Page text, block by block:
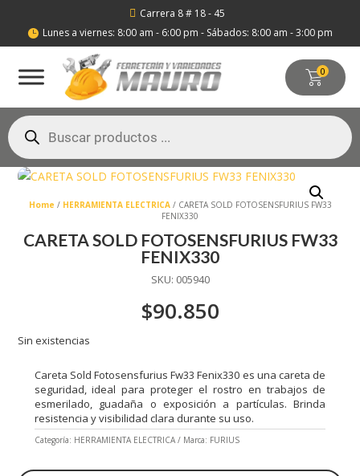
 Carrera 8 # 18 - 45
 Lunes a viernes: 8:00 am - 6:00 pm - Sábados: 8:00 am - 3:00 pm
0
Búsqueda
de
productos
Home / HERRAMIENTA ELECTRICA/ CARETA SOLD FOTOSENSFURIUS FW33
FENIX330
CARETA SOLD FOTOSENSFURIUS FW33
FENIX330
SKU: 005940
$90.850
Sin existencias
Careta Sold Fotosensfurius Fw33 Fenix330 es una careta de
seguridad, ideal para proteger el rostro en trabajos de
esmerilado, guadaña o exposición a partículas. Brinda
resistencia y visibilidad clara durante su uso.
Categoría: HERRAMIENTA ELECTRICA Marca: FURIUS